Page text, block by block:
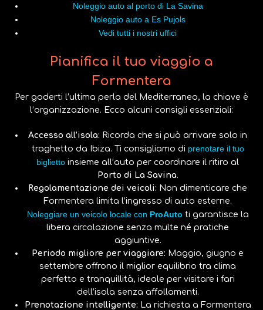
Noleggio auto al porto di La Savina
Noleggio auto a Es Pujols
Vedi tutti i nostri uffici
Pianifica il tuo viaggio a
Formentera
Per goderti l’ultima perla del Mediterraneo, la chiave è
l’organizzazione. Ecco alcuni consigli essenziali:
Accesso all’isola: Ricorda che si può arrivare solo in
traghetto da Ibiza. Ti consigliamo di prenotare il tuo
biglietto insieme all’auto per coordinare il ritiro al
Porto di La Savina.
Regolamentazione dei veicoli: Non dimenticare che
Formentera limita l’ingresso di auto esterne.
Noleggiare un veicolo locale con ProAuto ti garantisce la
libera circolazione senza multe né pratiche
aggiuntive.
Periodo migliore per viaggiare: Maggio, giugno e
settembre offrono il miglior equilibrio tra clima
perfetto e tranquillità, ideale per visitare i fari
dell’isola senza affollamenti.
Prenotazione intelligente: La richiesta a Formentera